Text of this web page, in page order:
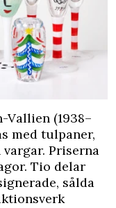
Vallien (1938–
med tulpaner,
Priserna
Tio delar
sålda